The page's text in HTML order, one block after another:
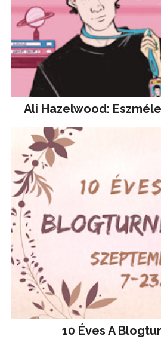
Ali Hazelwood:
10 Éves A